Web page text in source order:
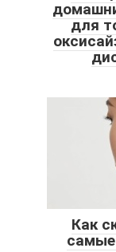
для
Как